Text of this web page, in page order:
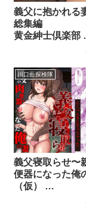
義父に抱かれる妻 由衣
総集編
黄金紳士倶楽部
・無料で読める
川口藍探検隊
義父寝取らせ〜
便器になった俺
（仮）
【商品番号：